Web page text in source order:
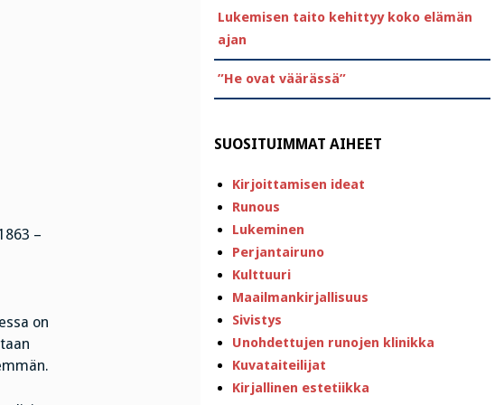
–
on
Lukemisen taito kehittyy koko elämän
ajan
”He ovat väärässä”
SUOSITUIMMAT AIHEET
Kirjoittamisen ideat
Runous
Lukeminen
Perjantairuno
Kulttuuri
Maailmankirjallisuus
Sivistys
Unohdettujen runojen klinikka
Kuvataiteilijat
Kirjallinen estetiikka